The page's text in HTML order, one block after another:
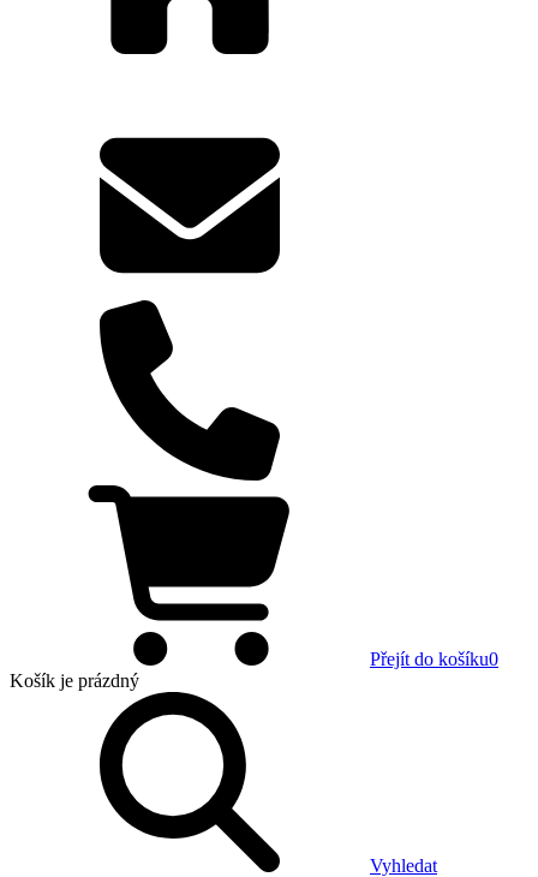
Přejít do košíku0
Košík je prázdný
Vyhledat